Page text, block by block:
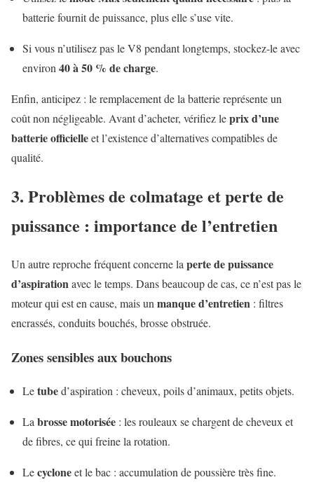
batterie fournit de puissance, plus elle s’use vite.
Si vous n’utilisez pas le V8 pendant longtemps, stockez-le avec
environ 40 à 50 % de charge.
Enfin, anticipez : le remplacement de la batterie représente un
coût non négligeable. Avant d’acheter, vérifiez leprix d’une
batterie officielleet l’existence d’alternatives compatibles de
qualité.
3. Problèmes de colmatage et perte de
puissance : importance de l’entretien
Un autre reproche fréquent concerne la perte de puissance
d’aspirationavec le temps. Dans beaucoup de cas, ce n’est pas le
moteur qui est en cause, mais un manque d’entretien : filtres
encrassés, conduits bouchés, brosse obstruée.
Zones sensibles aux bouchons
Letubed’aspiration : cheveux, poils d’animaux, petits objets.
Labrosse motorisée : les rouleaux se chargent de cheveux et
de fibres, ce qui freine la rotation.
Lecycloneet le bac : accumulation de poussière très fine.